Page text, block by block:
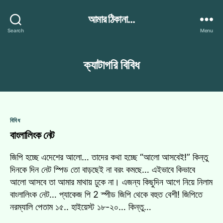
Search
আমার ঠিকানা...
Menu
ক্যাটাগরিবিবিধ
Categories
বিবিধ
বাংলালিংক নেট
জিপি হচ্ছে এদেশের আলো… তাদের কথা হচ্ছে “আলো আসবেই!” কিন্তু
দিনকে দিন নেট স্পিড তো বাড়ছেই না বরং কমছে… এইভাবে কিভাবে
আলো আসবে তা আমার মাথায় ঢুকে না। এজন্য কিছুদিন আগে নিয়ে নিলাম
বাংলালিংক নেট… প্যাকেজ পি 2 স্পীড জিপি থেকে বহুত বেশী! জিপিতে
নরম্যালি পেতাম ১৫.. হাইয়েস্ট ১৮-২০… কিন্তু…